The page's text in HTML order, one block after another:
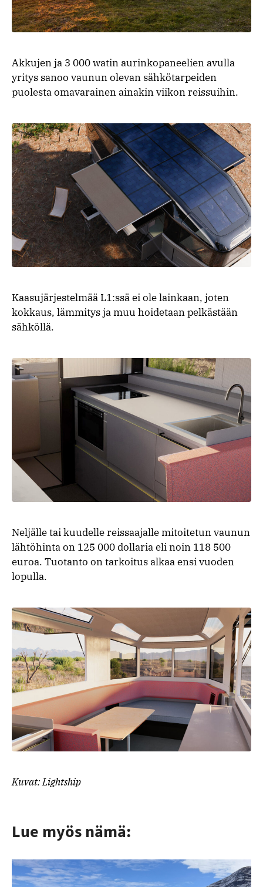
Akkujen ja 3 000 watin aurinkopaneelien avulla
yritys sanoo vaunun olevan sähkötarpeiden
puolesta omavarainen ainakin viikon reissuihin.
Kaasujärjestelmää L1:ssä ei ole lainkaan, joten
kokkaus, lämmitys ja muu hoidetaan pelkästään
sähköllä.
Neljälle tai kuudelle reissaajalle mitoitetun vaunun
lähtöhinta on 125 000 dollaria eli noin 118 500
euroa. Tuotanto on tarkoitus alkaa ensi vuoden
lopulla.
Kuvat: Lightship
Lue myös nämä: